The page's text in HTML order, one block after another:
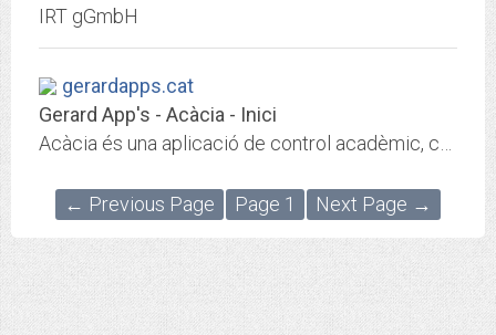
IRT gGmbH
gerardapps.cat
Gerard App's - Acàcia - Inici
← Previous Page Page 1 Next Page →